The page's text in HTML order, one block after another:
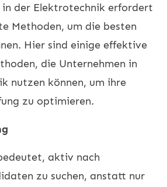
in der Elektrotechnik erfordert
Methoden, um die besten
Hier sind einige effektive
die Unternehmen in
nutzen können, um ihre
zu optimieren.
aktiv nach
zu suchen, anstatt nur